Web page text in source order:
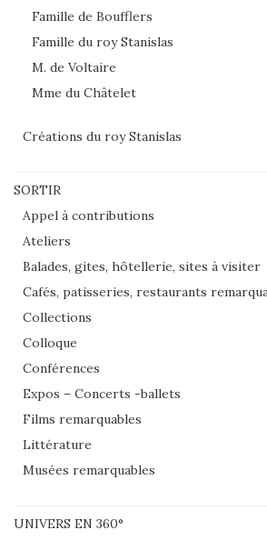
Famille de Boufflers
Famille du roy Stanislas
M. de Voltaire
Mme du Châtelet
Créations du roy Stanislas
SORTIR
Appel à contributions
Ateliers
Balades, gites, hôtellerie, sites à visiter
Cafés, patisseries, restaurants
Collections
Colloque
Conférences
Expos – Concerts -ballets
Films remarquables
Littérature
Musées remarquables
UNIVERS EN 360°